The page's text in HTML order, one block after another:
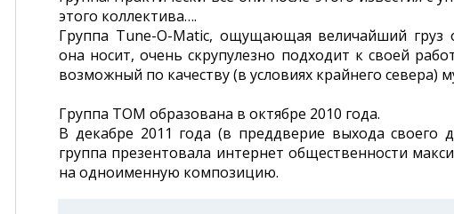
этого коллектива….
Группа Tune-O-Matic, ощущающая величайший груз
она носит, очень скрупулезно подходит к своей
возможный по качеству (в условиях крайнего севера)
Группа TOM образована в октябре 2010 года.
В декабре 2011 года (в преддверие выхода своего
группа презентовала интернет общественности
на одноименную композицию.